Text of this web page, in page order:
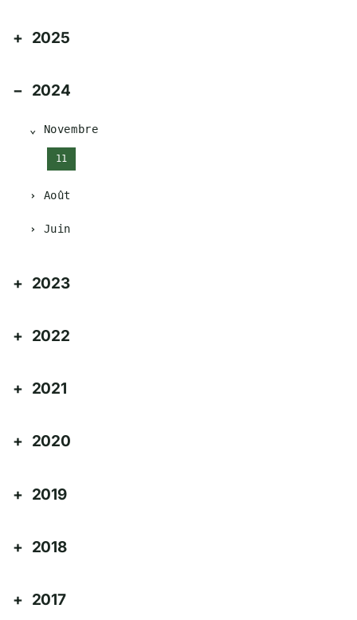
2025
2024
Novembre
11
Août
Juin
2023
2022
2021
2020
2019
2018
2017